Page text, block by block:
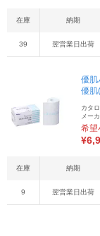
在庫 納期
39 翌営業日出荷
優肌
優肌
カタ
メー
希望
¥
在庫 納期
9 翌営業日出荷